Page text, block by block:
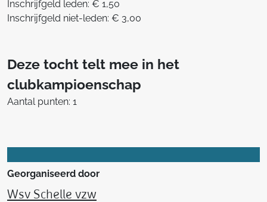
Inschrijfgeld leden: € 1,50
Inschrijfgeld niet-leden: € 3,00
Deze tocht telt mee in het
clubkampioenschap
Aantal punten: 1
Georganiseerd door
Wsv Schelle vzw